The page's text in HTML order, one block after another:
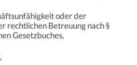
oder der
rechtlichen Betreuung nach §
Gesetzbuches,